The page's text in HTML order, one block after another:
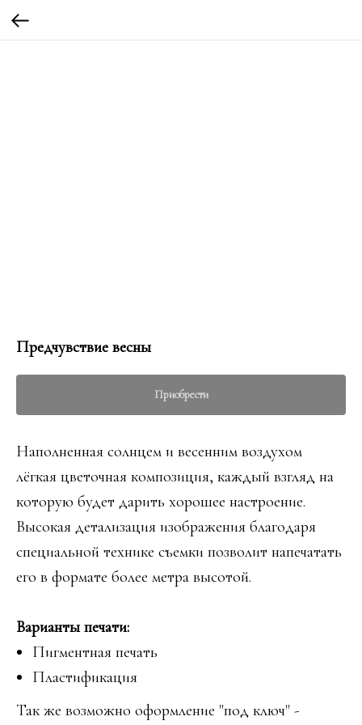
Предчувствие весны
Приобрести
Наполненная солнцем и весенним воздухом
лёгкая цветочная композиция, каждый взгляд на
которую будет дарить хорошее настроение.
Высокая детализация изображения благодаря
специальной технике съемки позволит напечатать
его в формате более метра высотой.
Варианты печати:
Пигментная печать
Пластификация
Так же возможно оформление "под ключ" -